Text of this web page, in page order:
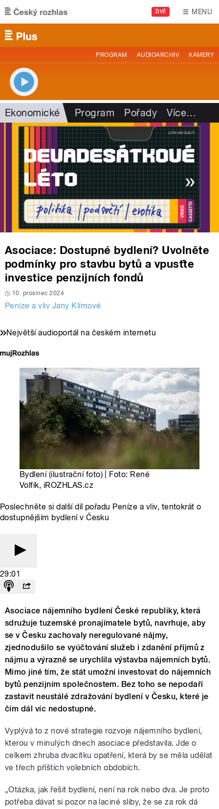
Přejít k hlavnímu obsahu
ŽIVĚ MENU
PROGRAM AUDIOARCHIV KAMERY
Ekonomické Program Pořady Více…
Asociace: Dostupné bydlení? Uvolněte
podmínky pro stavbu bytů a vpusťte
investice penzijních fondů
10. prosinec 2024
Peníze a vliv Jany Klímové
Největší audioportál na českém internetu
Bydlení (ilustrační foto) | Foto: René
Volfík, iROZHLAS.cz
Poslechněte si další díl pořadu Peníze a vliv, tentokrát o
dostupnějším bydlení v Česku
29:01
Asociace nájemního bydlení České republiky, která
sdružuje tuzemské pronajímatele bytů, navrhuje, aby
se v Česku zachovaly neregulované nájmy,
zjednodušilo se vyúčtování služeb i zdanění příjmů z
nájmu a výrazně se urychlila výstavba nájemních bytů.
Mimo jiné tím, že stát umožní investovat do nájemních
bytů penzijním společnostem. Bez toho se nepodaří
zastavit neustálé zdražování bydlení v Česku, které je
čím dál víc nedostupné.
Vyplývá to z nové strategie rozvoje nájemního bydlení,
kterou v minulých dnech asociace představila. Jde o
celkem zhruba dvacítku opatření, která by se měla udělat
ve třech příštích volebních obdobích.
„Otázka, jak řešit bydlení, není na rok nebo dva. Je proto
potřeba dávat si pozor na laciné sliby, že se za rok dá